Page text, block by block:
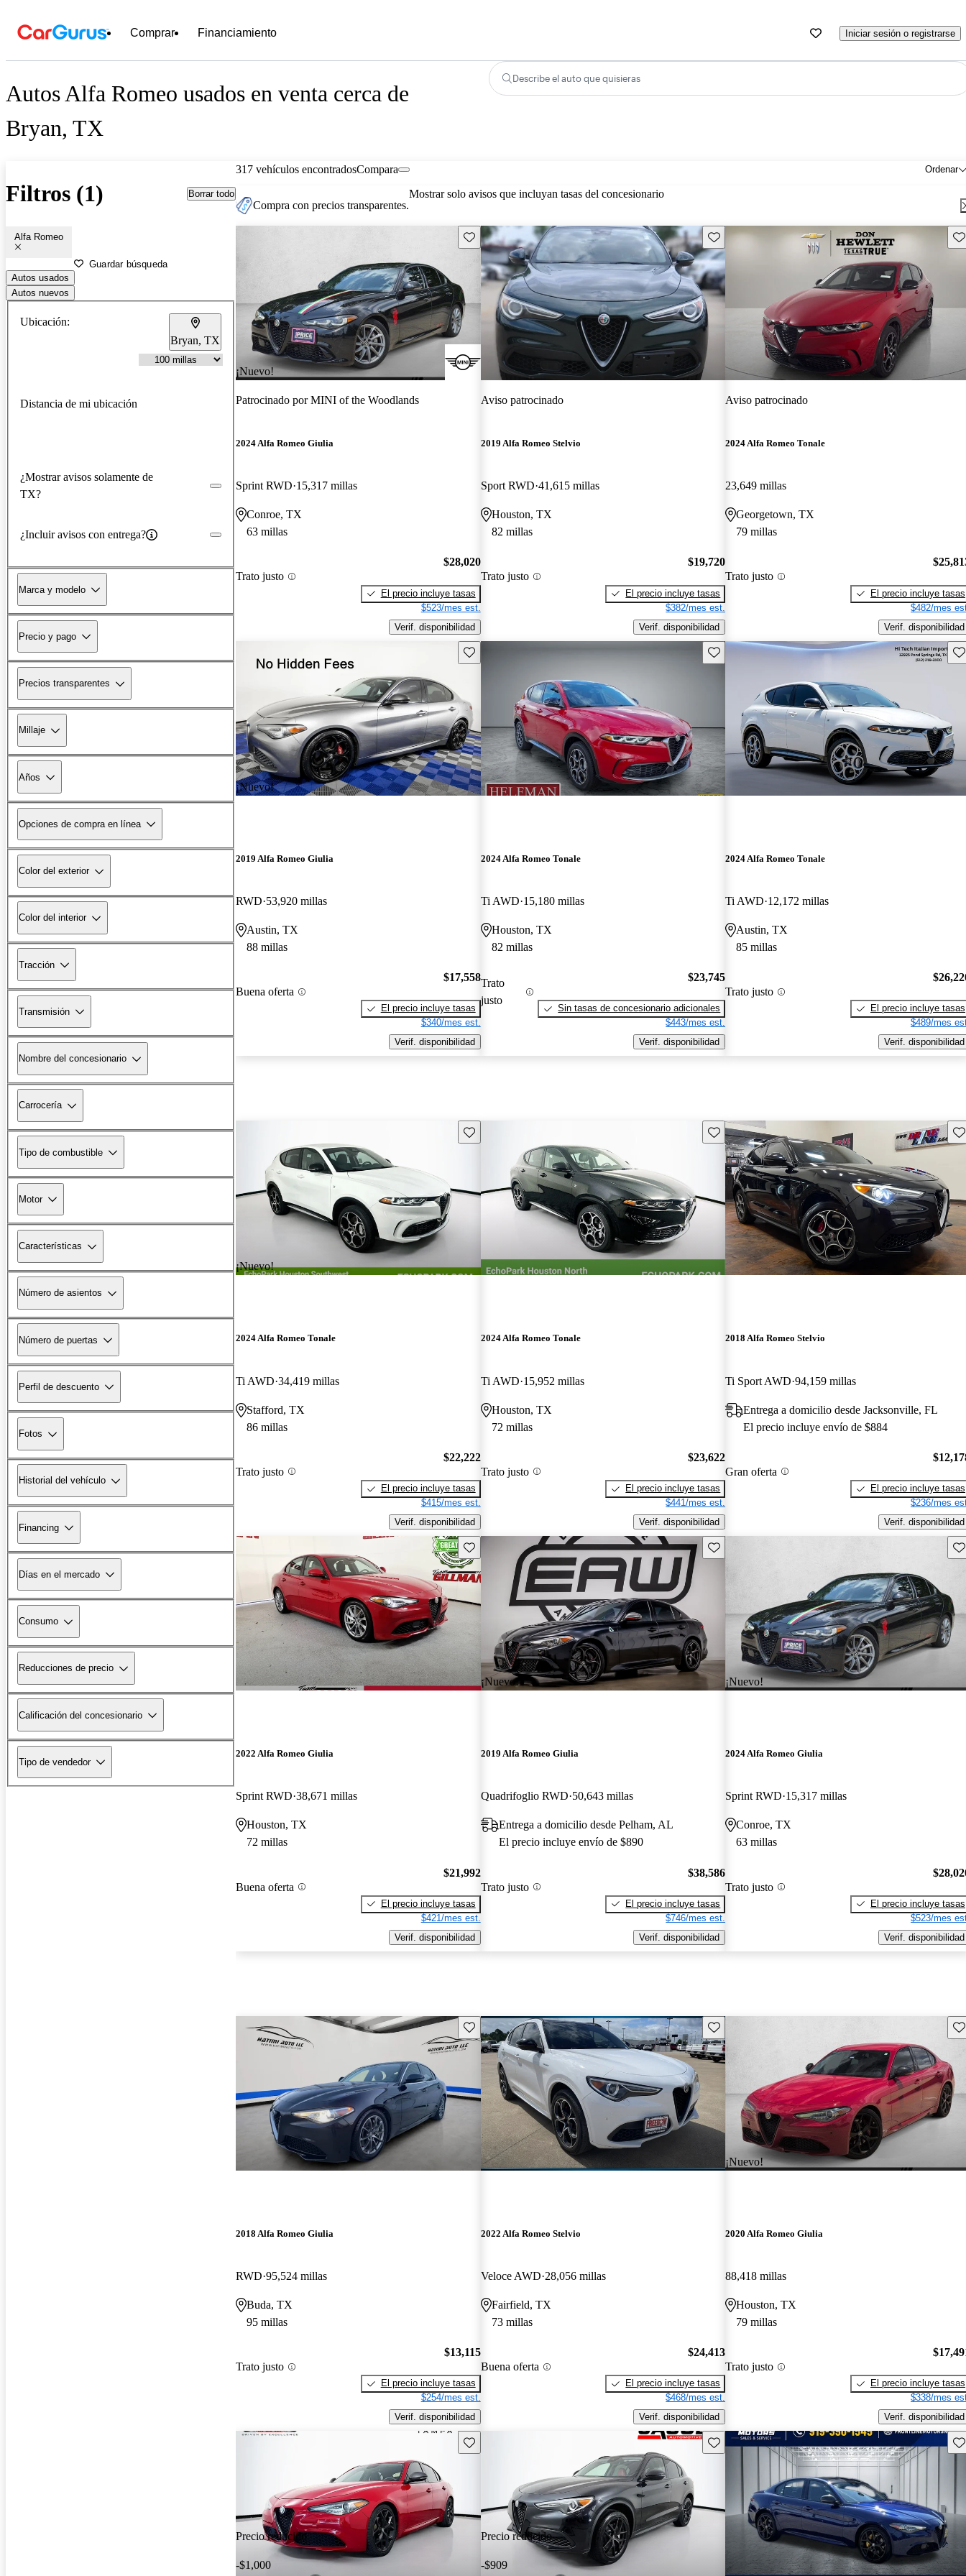
Comprar Financiamiento Iniciar sesión o registrarse
Autos Alfa Romeo usados en venta cerca de
Bryan, TX
Describe el auto que quisieras
Filtros (1) Borrar todo
Alfa Romeo
Guardar búsqueda
Autos usados
Autos nuevos
Ubicación:
Bryan, TX
Distancia de mi ubicación
¿Mostrar avisos solamente de
TX?
¿Incluir avisos con entrega?
Marca y modelo
Precio y pago
Precios transparentes
Millaje
Años
Opciones de compra en línea
Color del exterior
Color del interior
Tracción
Transmisión
Nombre del concesionario
Carrocería
Tipo de combustible
Motor
Características
Número de asientos
Número de puertas
Perfil de descuento
Fotos
Historial del vehículo
Financing
Días en el mercado
Consumo
Reducciones de precio
Calificación del concesionario
Tipo de vendedor
317 vehículos encontrados Ordenar
Compara
Compra con precios transparentes.
Mostrar solo avisos que incluyan tasas del concesionario
¡Nuevo!
Guarda este Aviso
Patrocinado porMINI of the Woodlands
2024 Alfa Romeo Giulia
Sprint RWD 15,317 millas
Conroe, TX
63 millas
Trato justo
$28,020
El precio incluye tasas
$523/mes est.
Verif. disponibilidad
Guarda este Aviso
Aviso patrocinado
2019 Alfa Romeo Stelvio
Sport RWD 41,615 millas
Houston, TX
82 millas
Trato justo
$19,720
El precio incluye tasas
$382/mes est.
Verif. disponibilidad
Aviso patrocinado
2024 Alfa Romeo Tonale
23,649 millas
Georgetown, TX
79 millas
Trato justo
El precio incluye tasas
$482/mes
Verif. disponibilidad
¡Nuevo!
Guarda este Aviso
2019 Alfa Romeo Giulia
RWD 53,920 millas
Austin, TX
88 millas
Buena oferta
$17,558
El precio incluye tasas
$340/mes est.
Verif. disponibilidad
Guarda este Aviso
2024 Alfa Romeo Tonale
Ti AWD 15,180 millas
Houston, TX
82 millas
Trato
justo
$23,745
Sin tasas de concesionario adicionales
$443/mes est.
Verif. disponibilidad
2024 Alfa Romeo Tonale
Ti AWD 12,172 millas
Austin, TX
85 millas
Trato justo
El precio incluye tasas
$489/mes
Verif. disponibilidad
¡Nuevo!
Guarda este Aviso
2024 Alfa Romeo Tonale
Ti AWD 34,419 millas
Stafford, TX
86 millas
Trato justo
$22,222
El precio incluye tasas
$415/mes est.
Verif. disponibilidad
Guarda este Aviso
2024 Alfa Romeo Tonale
Ti AWD 15,952 millas
Houston, TX
72 millas
Trato justo
$23,622
El precio incluye tasas
$441/mes est.
Verif. disponibilidad
2018 Alfa Romeo Stelvio
Ti Sport AWD 94,159 millas
Entrega a domicilio desde Jacksonville, FL
El precio incluye envío de $884
Gran oferta
El precio incluye tasas
$236/mes
Verif. disponibilidad
Guarda este Aviso
2022 Alfa Romeo Giulia
Sprint RWD 38,671 millas
Houston, TX
72 millas
Buena oferta
$21,992
El precio incluye tasas
$421/mes est.
Verif. disponibilidad
¡Nuevo!
Guarda este Aviso
2019 Alfa Romeo Giulia
Quadrifoglio RWD 50,643 millas
Entrega a domicilio desde Pelham, AL
El precio incluye envío de $890
Trato justo
$38,586
El precio incluye tasas
$746/mes est.
Verif. disponibilidad
¡Nuevo!
2024 Alfa Romeo Giulia
Sprint RWD 15,317 millas
Conroe, TX
63 millas
Trato justo
El precio incluye tasas
$523/mes
Verif. disponibilidad
Guarda este Aviso
2018 Alfa Romeo Giulia
RWD 95,524 millas
Buda, TX
95 millas
Trato justo
$13,115
El precio incluye tasas
$254/mes est.
Verif. disponibilidad
Guarda este Aviso
2022 Alfa Romeo Stelvio
Veloce AWD 28,056 millas
Fairfield, TX
73 millas
Buena oferta
$24,413
El precio incluye tasas
$468/mes est.
Verif. disponibilidad
¡Nuevo!
2020 Alfa Romeo Giulia
88,418 millas
Houston, TX
79 millas
Trato justo
El precio incluye tasas
$338/mes
Verif. disponibilidad
Precio reducido
-$1,000
Guarda este Aviso
Precio reducido
-$909
Guarda este Aviso